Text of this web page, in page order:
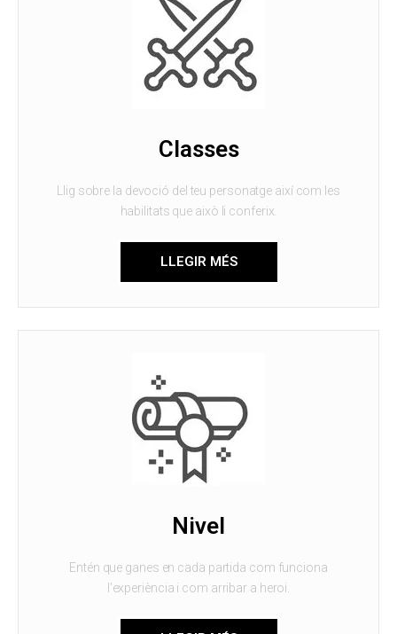
Classes
Llig sobre la devoció del teu personatge així com les
habilitats que això li conferix.
LLEGIR MÉS
Nivel
Entén que ganes en cada partida com funciona
l'experiència i com arribar a heroi.